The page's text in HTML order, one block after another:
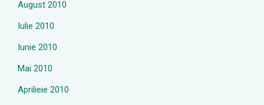
August 2010
Iulie 2010
Iunie 2010
Mai 2010
Aprilieie 2010